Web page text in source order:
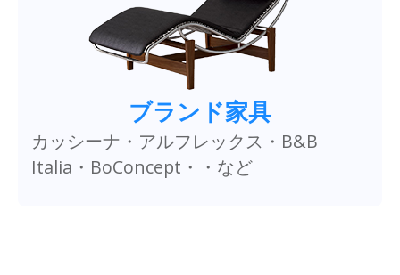
ブランド家具
カッシーナ・アルフレックス・B&B
Italia・BoConcept・・など